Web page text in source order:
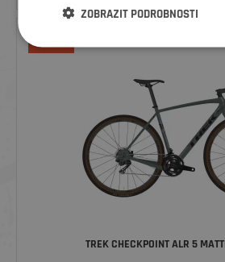
TREK CHECKPOINT ALR 5
ZOBRAZIT PODROBNOSTI